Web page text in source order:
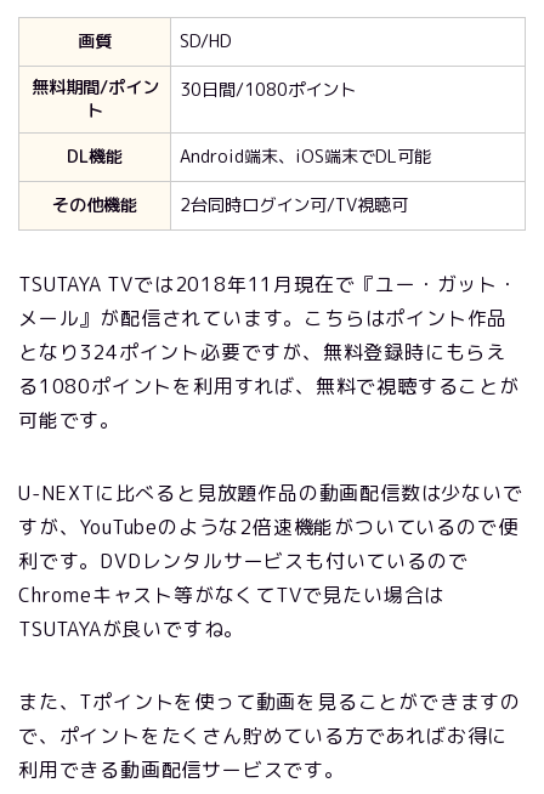
画質
SD/HD
無料期間/ポイン
ト
30日間/1080ポイント
DL機能
Android端末、iOS端末でDL可能
その他機能
2台同時ログイン可/TV視聴可
TSUTAYA TVでは2018年11月現在で『ユー・ガット・
メール』が配信されています。こちらはポイント作品
となり324ポイント必要ですが、無料登録時にもらえ
る1080ポイントを利用すれば、無料で視聴することが
可能です。
U-NEXTに比べると見放題作品の動画配信数は少ないで
すが、YouTubeのような2倍速機能がついているので便
利です。DVDレンタルサービスも付いているので
Chromeキャスト等がなくてTVで見たい場合は
TSUTAYAが良いですね。
また、Tポイントを使って動画を見ることができますの
で、ポイントをたくさん貯めている方であればお得に
利用できる動画配信サービスです。